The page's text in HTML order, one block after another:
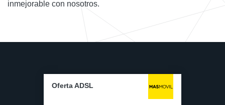
inmejorable con nosotros.
Oferta ADSL